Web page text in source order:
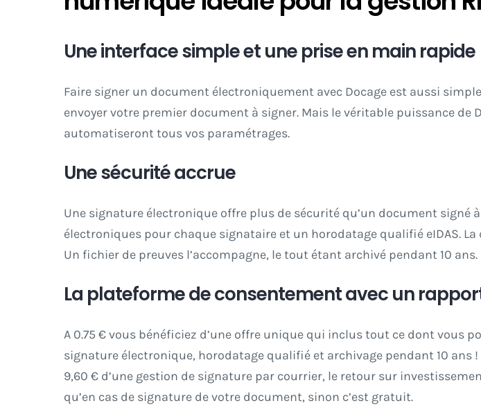
Une interface simple et une prise en main rapide
Faire signer un document électroniquement avec Docage est aussi
envoyer votre premier document à signer. Mais le véritable puissance de
automatiseront tous vos paramétrages.
Une sécurité accrue
Une signature électronique offre plus de sécurité qu’un document
électroniques pour chaque signataire et un horodatage qualifié eIDAS.
Un fichier de preuves l’accompagne, le tout étant archivé pendant 10 ans.
La plateforme de consentement avec un
A 0.75 € vous bénéficiez d’une offre unique qui inclus tout ce dont vous
signature électronique, horodatage qualifié et archivage pendant 10 ans
9,60 € d’une gestion de signature par courrier, le retour sur
qu’en cas de signature de votre document, sinon c’est gratuit.